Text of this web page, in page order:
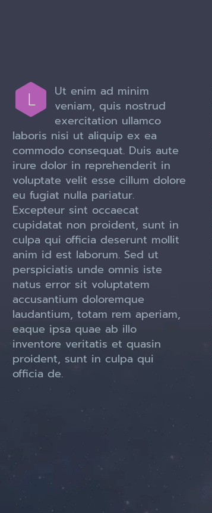
L
Ut enim ad minim
veniam, quis nostrud
exercitation ullamco
laboris nisi ut aliquip ex ea
commodo consequat. Duis aute
irure dolor in reprehenderit in
voluptate velit esse cillum dolore
eu fugiat nulla pariatur.
Excepteur sint occaecat
cupidatat non proident, sunt in
culpa qui officia deserunt mollit
anim id est laborum. Sed ut
perspiciatis unde omnis iste
natus error sit voluptatem
accusantium doloremque
laudantium, totam rem aperiam,
eaque ipsa quae ab illo
inventore veritatis et quasin
proident, sunt in culpa qui
officia de.